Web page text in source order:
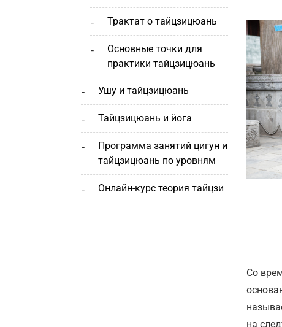
трактат о тайцзицюань
основные точки для
практики тайцзицюань
ушу и тайцзицюань
тайцзицюань и йога
программа занятий цигун и
тайцзицюань по уровням
онлайн-курс теория тайцзи
Со
на